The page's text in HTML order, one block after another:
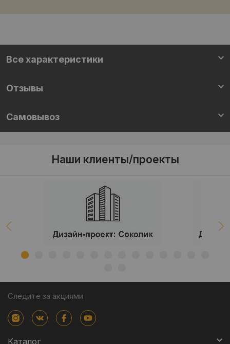
Все характеристики
Отзывы
Самовывоз
Наши клиенты/проекты
Следите за акциями
Каталог